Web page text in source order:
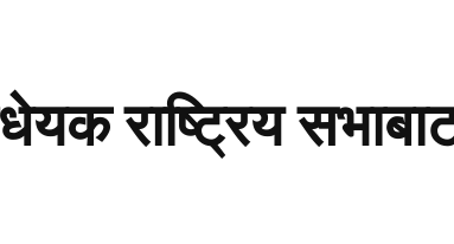
राष्ट्रिय